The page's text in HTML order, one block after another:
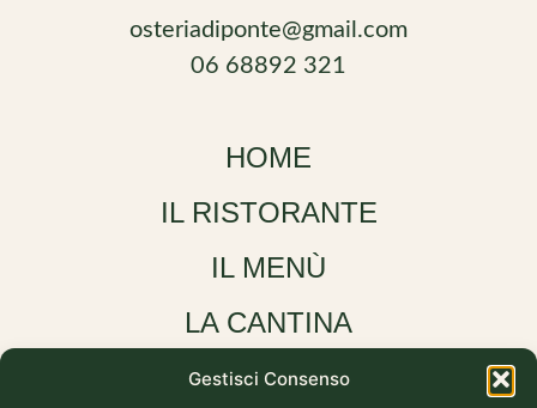
Gestisci Consenso
osteriadiponte@gmail.com
06 68892 321
HOME
IL RISTORANTE
IL MENÙ
LA CANTINA
CONTATTI